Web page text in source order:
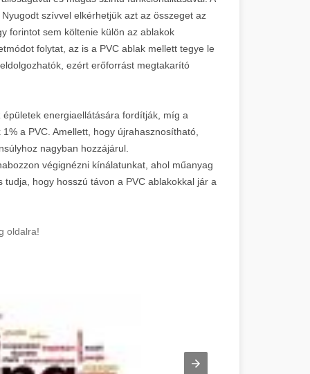
szívvel elkérhetjük azt az összeget az
forintot sem költenie külön az ablakok
folytat, az is a PVC ablak mellett tegye le
ezért erőforrást megtakarító
energiaellátására fordítják, míg a
a PVC. Amellett, hogy újrahasznosítható,
nagyban hozzájárul.
végignézni kínálatunkat, ahol műanyag
hogy hosszú távon a PVC ablakokkal jár a
oldalra!